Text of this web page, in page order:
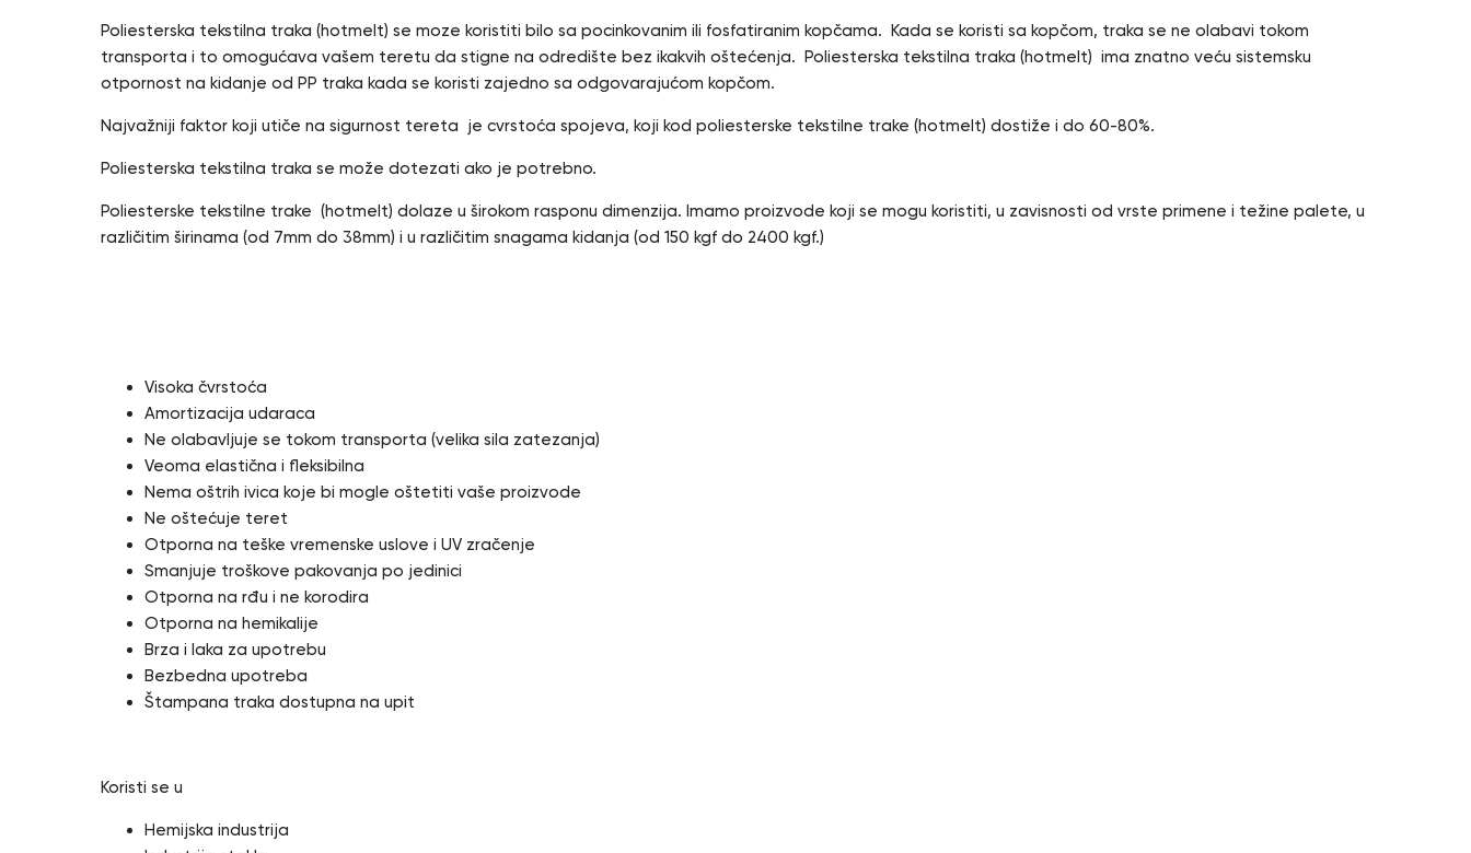
Poliesterska tekstilna traka (hotmelt) se moze koristiti bilo sa pocinkovanim ili fosfatiranim kopčama. Kada se koristi sa kopčom, traka se ne olabavi tokom
transporta i to omogućava vašem teretu da stigne na odredište bez ikakvih oštećenja. Poliesterska tekstilna traka (hotmelt) ima znatno veću sistemsku
otpornost na kidanje od PP traka kada se koristi zajedno sa odgovarajućom kopčom.
Najvažniji faktor koji utiče na sigurnost tereta je cvrstoća spojeva, koji kod poliesterske tekstilne trake (hotmelt) dostiže i do 60-80%.
Poliesterska tekstilna traka se može dotezati ako je potrebno.
Poliesterske tekstilne trake (hotmelt) dolaze u širokom rasponu dimenzija. Imamo proizvode koji se mogu koristiti, u zavisnosti od vrste primene i težine palete, u
različitim širinama (od 7mm do 38mm) i u različitim snagama kidanja (od 150 kgf do 2400 kgf.)
Visoka čvrstoća
Amortizacija udaraca
Ne olabavljuje se tokom transporta (velika sila zatezanja)
Veoma elastična i fleksibilna
Nema oštrih ivica koje bi mogle oštetiti vaše proizvode
Ne oštećuje teret
Otporna na teške vremenske uslove i UV zračenje
Smanjuje troškove pakovanja po jedinici
Otporna na rđu i ne korodira
Otporna na hemikalije
Brza i laka za upotrebu
Bezbedna upotreba
Štampana traka dostupna na upit
Koristi se u
Hemijska industrija